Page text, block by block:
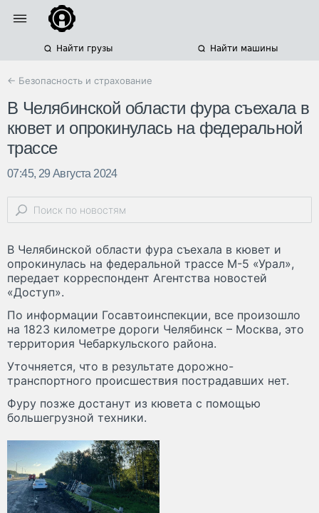
Найти грузы Найти машины
← Безопасность и страхование
В Челябинской области фура съехала в
кювет и опрокинулась на федеральной
трассе
07:45, 29 Августа 2024
В Челябинской области фура съехала в кювет и
опрокинулась на федеральной трассе М-5 «Урал»,
передает корреспондент Агентства новостей
«Доступ».
По информации Госавтоинспекции, все произошло
на 1823 километре дороги Челябинск – Москва, это
территория Чебаркульского района.
Уточняется, что в результате дорожно-
транспортного происшествия пострадавших нет.
Фуру позже достанут из кювета с помощью
большегрузной техники.